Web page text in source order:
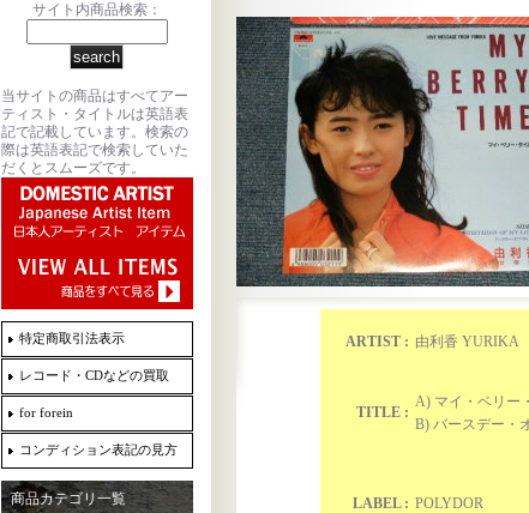
サイト内商品検索：
当サイトの商品はすべてアー
ティスト・タイトルは英語表
記で記載しています。検索の
際は英語表記で検索していた
だくとスムーズです。
特定商取引法表示
レコード・CDなどの買取
for forein
コンディション表記の見方
商品カテゴリ一覧
ARTIST : 由利香 YURIKA
TITLE :
A) マイ・ベリー
B) バースデー・
LABEL : POLYDOR